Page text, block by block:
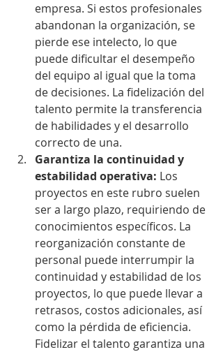
empresa. Si estos profesionales
abandonan la organización, se
pierde ese intelecto, lo que
puede dificultar el desempeño
del equipo al igual que la toma
de decisiones. La fidelización del
talento permite la transferencia
de habilidades y el desarrollo
correcto de una.
Garantiza la continuidad y
estabilidad operativa: Los
proyectos en este rubro suelen
ser a largo plazo, requiriendo de
conocimientos específicos. La
reorganización constante de
personal puede interrumpir la
continuidad y estabilidad de los
proyectos, lo que puede llevar a
retrasos, costos adicionales, así
como la pérdida de eficiencia.
Fidelizar el talento garantiza una